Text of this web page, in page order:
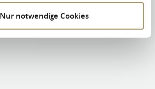
Nur notwendige Cookies